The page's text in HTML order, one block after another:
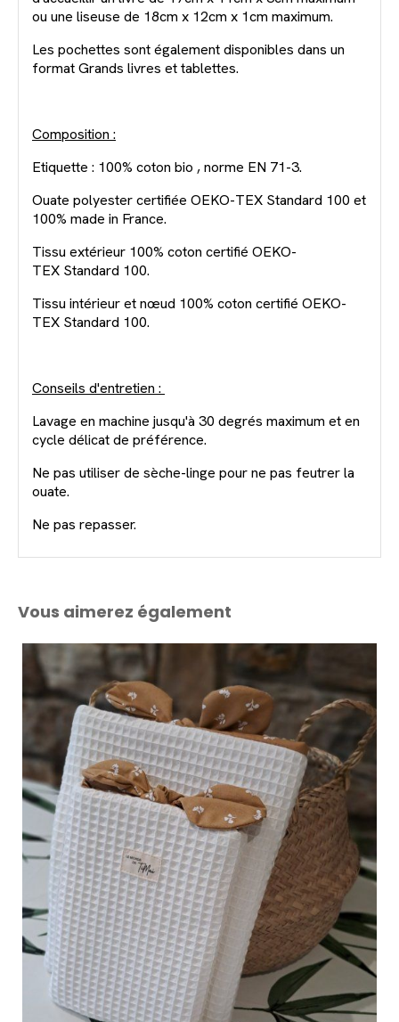
ou une liseuse de 18cm x 12cm x 1cm maximum.
Les pochettes sont également disponibles dans un
format Grands livres et tablettes.
Composition :
Etiquette : 100% coton bio , norme EN 71-3.
Ouate polyester certifiée OEKO-TEX Standard 100 et
100% made in France.
Tissu extérieur 100% coton certifié OEKO-
TEX Standard 100.
Tissu intérieur et nœud 100% coton certifié OEKO-
TEX Standard 100.
Conseils d'entretien :
Lavage en machine jusqu'à 30 degrés maximum et en
cycle délicat de préférence.
Ne pas utiliser de sèche-linge pour ne pas feutrer la
ouate.
Ne pas repasser.
Vous aimerez également